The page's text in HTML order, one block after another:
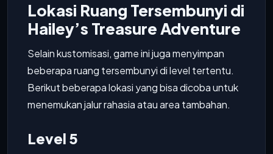
Lokasi Ruang Tersembunyi di
Hailey’s Treasure Adventure
Selain kustomisasi, game ini juga menyimpan
beberapa ruang tersembunyi di level tertentu.
Berikut beberapa lokasi yang bisa dicoba untuk
menemukan jalur rahasia atau area tambahan.
Level 5